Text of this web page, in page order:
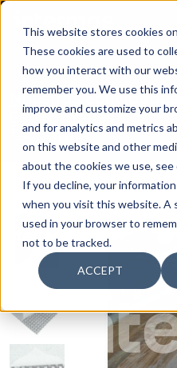
This website stores cookies
These cookies are used to
how you interact with our
remember you. We use this
improve and customize your
and for analytics and metrics
on this website and other
about the cookies we use, see
If you decline, your
when you visit this website. A
used in your browser to
not to be tracked.
ACCEPT
BUSCAR
Nuestras
Geocompuestos
Techdrain